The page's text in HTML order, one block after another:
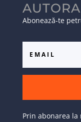
Abonează-te
Prin abonarea